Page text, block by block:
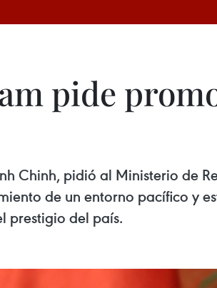
pide
Chinh, pidió al Ministerio de
de un entorno pacífico y
prestigio del país.